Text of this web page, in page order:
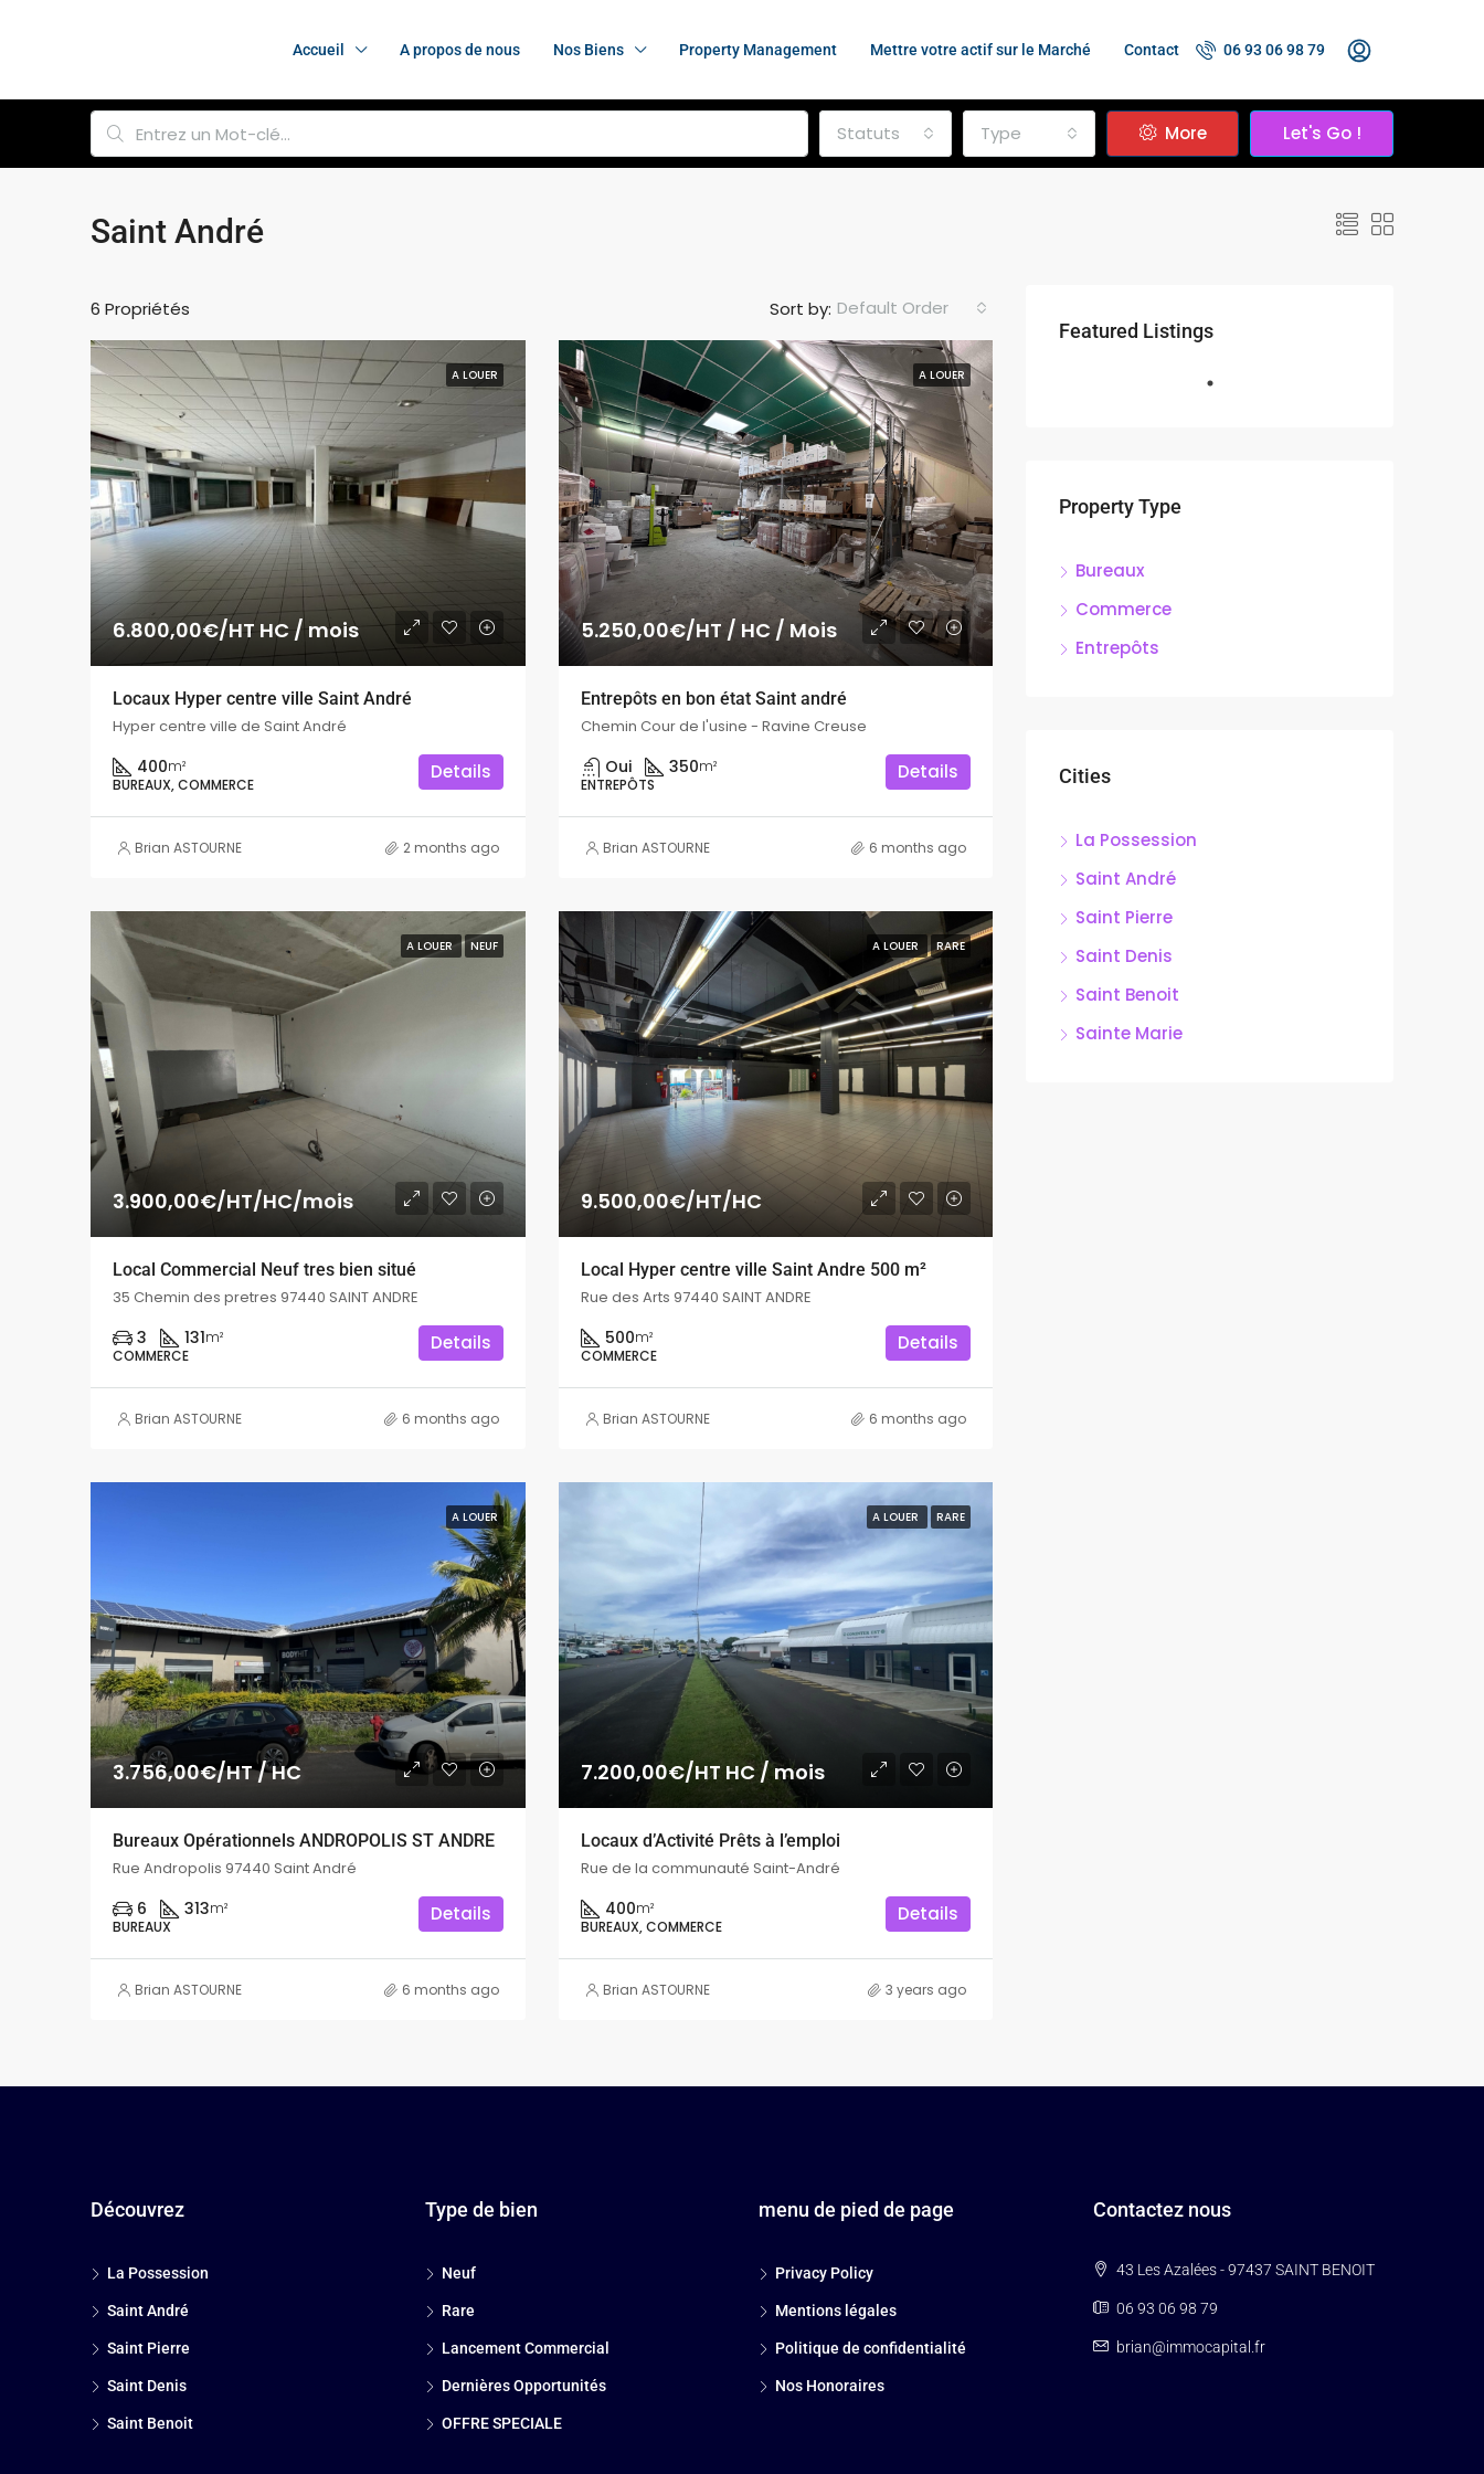
Accueil A propos de nous Nos Biens Property Management Mettre votre actif sur le Marché Contact 06 93 06 98 79
Statuts Type More Let's Go !
Saint André
6 Propriétés Sort by: Default Order
A LOUER
6.800,00€/HT HC / mois
Locaux Hyper centre ville Saint André
Hyper centre ville de Saint André
400m²
BUREAUX, COMMERCE
Details
Brian ASTOURNE 2 months ago
A LOUER
5.250,00€/HT / HC / Mois
Entrepôts en bon état Saint andré
Chemin Cour de l'usine - Ravine Creuse
Oui 350m²
ENTREPÔTS
Details
Brian ASTOURNE 6 months ago
A LOUER NEUF
3.900,00€/HT/HC/mois
Local Commercial Neuf tres bien situé
35 Chemin des pretres 97440 SAINT ANDRE
3 131m²
COMMERCE
Details
Brian ASTOURNE 6 months ago
A LOUER RARE
9.500,00€/HT/HC
Local Hyper centre ville Saint Andre 500 m²
Rue des Arts 97440 SAINT ANDRE
500m²
COMMERCE
Details
Brian ASTOURNE 6 months ago
A LOUER
3.756,00€/HT / HC
Bureaux Opérationnels ANDROPOLIS ST ANDRE
Rue Andropolis 97440 Saint André
6 313m²
BUREAUX
Details
Brian ASTOURNE 6 months ago
A LOUER RARE
7.200,00€/HT HC / mois
Locaux d’Activité Prêts à l’emploi
Rue de la communauté Saint-André
400m²
BUREAUX, COMMERCE
Details
Brian ASTOURNE 3 years ago
Featured Listings
Property Type
Bureaux
Commerce
Entrepôts
Cities
La Possession
Saint André
Saint Pierre
Saint Denis
Saint Benoit
Sainte Marie
Découvrez
La Possession
Saint André
Saint Pierre
Saint Denis
Saint Benoit
Type de bien
Neuf
Rare
Lancement Commercial
Dernières Opportunités
OFFRE SPECIALE
menu de pied de page
Privacy Policy
Mentions légales
Politique de confidentialité
Nos Honoraires
Contactez nous
43 Les Azalées - 97437 SAINT BENOIT
06 93 06 98 79
brian@immocapital.fr